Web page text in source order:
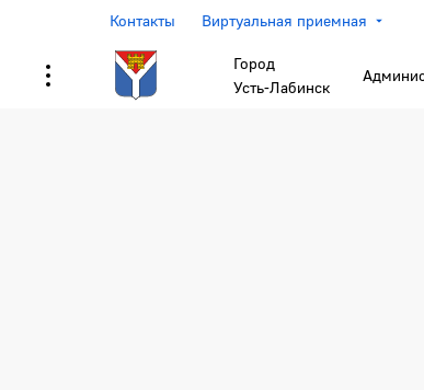
Контакты Виртуальная приемная
Город
Усть-Лабинск